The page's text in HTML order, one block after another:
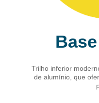
Trilho inferior
de alumínio, que